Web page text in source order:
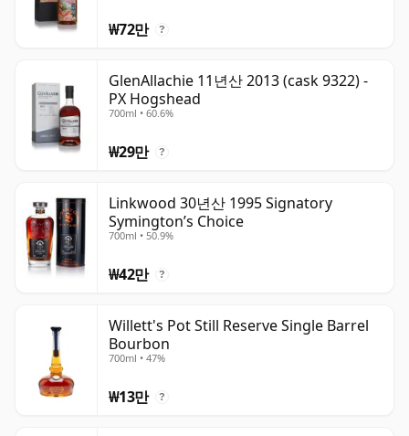
₩72만 ?
GlenAllachie 11년산 2013 (cask 9322) -
PX Hogshead
700ml • 60.6%
₩29만 ?
Linkwood 30년산 1995 Signatory
Symington’s Choice
700ml • 50.9%
₩42만 ?
Willett's Pot Still Reserve Single Barrel
Bourbon
700ml • 47%
₩13만 ?